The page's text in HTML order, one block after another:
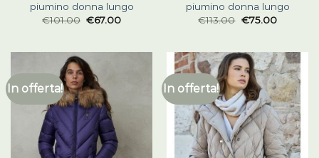
piumino donna lungo
€101.00 €67.00
piumino donna lungo
€113.00 €75.00
In offerta! In offerta!